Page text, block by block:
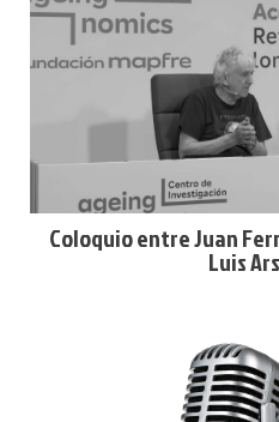
Coloquio entre Juan
Luis